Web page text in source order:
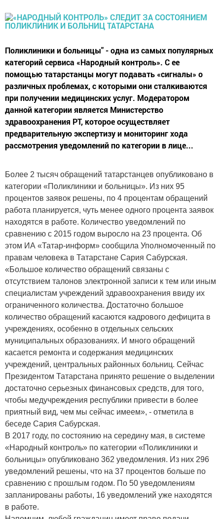
Поликлиники и больницы" - одна из самых популярных
категорий сервиса «Народный контроль». С ее
помощью татарстанцы могут подавать «сигналы» о
различных проблемах, с которыми они сталкиваются
при получении медицинских услуг. Модератором
данной категории является Министерство
здравоохранения РТ, которое осуществляет
предварительную экспертизу и мониторинг хода
рассмотрения уведомлений по категории в лице...
Более 2 тысяч обращений татарстанцев опубликовано в
категории «Поликлиники и больницы». Из них 95
процентов заявок решены, по 4 процентам обращений
работа планируется, чуть менее одного процента заявок
находятся в работе. Количество уведомлений по
сравнению с 2015 годом выросло на 23 процента. Об
этом ИА «Татар-информ» сообщила Уполномоченный по
правам человека в Татарстане Сария Сабурская.
«Большое количество обращений связаны с
отсутствием талонов электронной записи к тем или иным
специалистам учреждений здравоохранения ввиду их
ограниченного количества. Достаточно большое
количество обращений касаются кадрового дефицита в
учреждениях, особенно в отдельных сельских
муниципальных образованиях. И много обращений
касается ремонта и содержания медицинских
учреждений, центральных районных больниц. Сейчас
Президентом Татарстана принято решение о выделении
достаточно серьезных финансовых средств, для того,
чтобы медучреждения республики привести в более
приятный вид, чем мы сейчас имеем», - отметила в
беседе Сария Сабурская.
В 2017 году, по состоянию на середину мая, в системе
«Народный контроль» по категории «Поликлиники и
больницы» опубликовано 362 уведомления. Из них 296
уведомлений решены, что на 37 процентов больше по
сравнению с прошлым годом. По 50 уведомлениям
запланированы работы, 16 уведомлений уже находятся
в работе.